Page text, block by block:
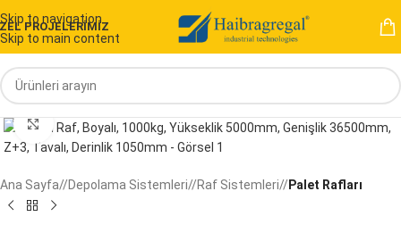
Skip to navigation
Skip to main content
PROJELERİMİZ
Ana Sayfa/ Depolama Sistemleri/ Raf Sistemleri/ Palet Rafları